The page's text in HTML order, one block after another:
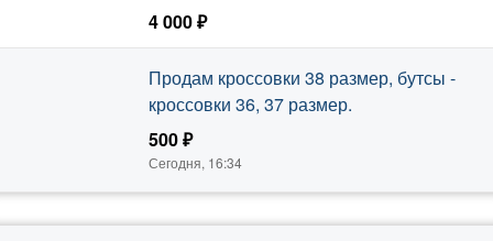
4 000 ₽
Сегодня, 16:34
Продам кроссовки 38 размер, бутсы -
кроссовки 36, 37 размер.
500 ₽
Сегодня, 16:34